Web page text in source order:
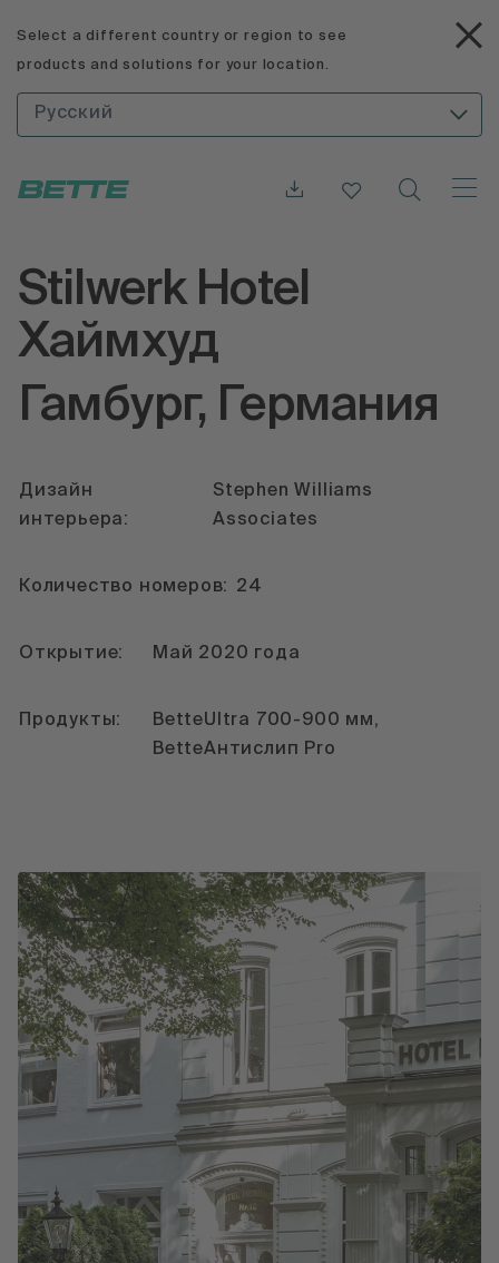
Select a different country or region to see
products and solutions for your location.
Русский
Stilwerk Hotel
Хаймхуд
Гамбург, Германия
Дизайн
интерьера:
Stephen Williams
Associates
Количество номеров: 24
Открытие: Май 2020 года
Продукты:
BetteUltra 700-900 мм,
BetteАнтислип Pro